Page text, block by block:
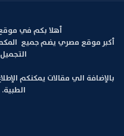
أهلا بكم في موقع
أكبر موقع مصري يضم جميع
التجميل
بالإضافة الي مقالات يمكنكم
الطبية.